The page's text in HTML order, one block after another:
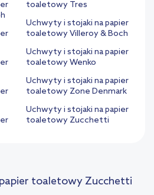
toaletowy Tres
Uchwyty i stojaki na papier
toaletowy Villeroy & Boch
Uchwyty i stojaki na papier
toaletowy Wenko
Uchwyty i stojaki na papier
toaletowy Zone Denmark
Uchwyty i stojaki na papier
toaletowy Zucchetti
toaletowy Zucchetti